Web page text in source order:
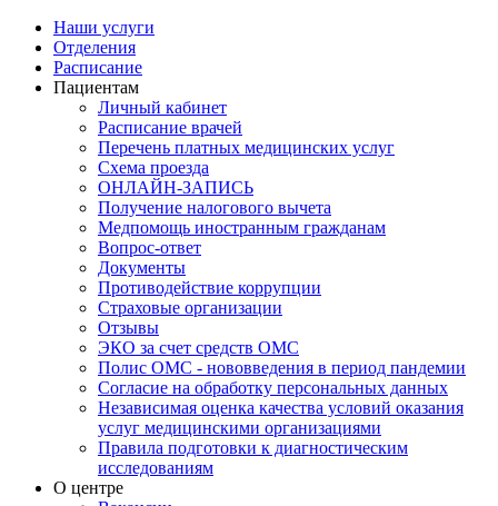
Наши услуги
Отделения
Расписание
Пациентам
Личный кабинет
Расписание врачей
Перечень платных медицинских услуг
Схема проезда
ОНЛАЙН-ЗАПИСЬ
Получение налогового вычета
Медпомощь иностранным гражданам
Вопрос-ответ
Документы
Противодействие коррупции
Страховые организации
Отзывы
ЭКО за счет средств ОМС
Полис ОМС - нововведения в период пандемии
Согласие на обработку персональных данных
Независимая оценка качества условий оказания
услуг медицинскими организациями
Правила подготовки к диагностическим
исследованиям
О центре